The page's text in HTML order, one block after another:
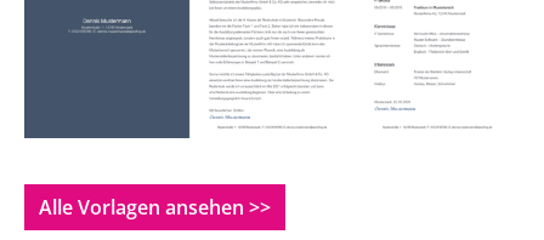
Alle Vorlagen ansehen >>